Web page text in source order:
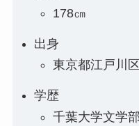
178㎝
出身
東京都江戸川
学歴
千葉大学文学